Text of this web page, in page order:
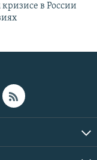
в России